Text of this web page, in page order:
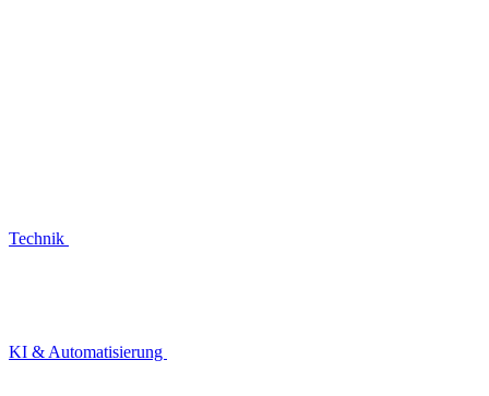
Technik
KI & Automatisierung